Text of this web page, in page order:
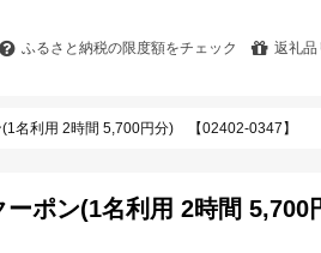
ふるさと納税の限度額をチェック 返礼品
名利用 2時間 5,700円分) 【02402-0347】
ーポン(1名利用 2時間